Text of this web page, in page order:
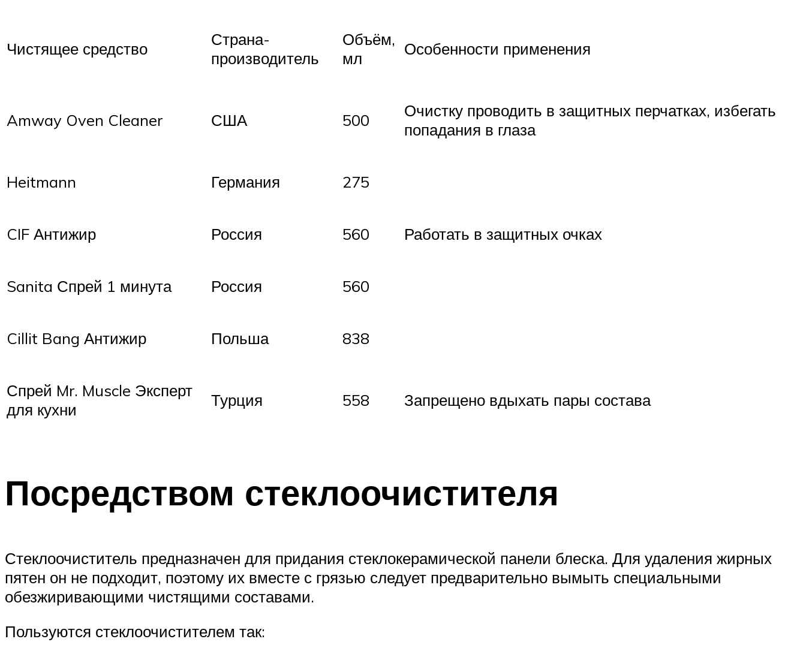
Чистящее средство
Страна-
производитель
Объём,
мл
Особенности применения
Amway Oven Cleaner США 500
Очистку проводить в защитных перчатках, избегать
попадания в глаза
Heitmann Германия 275
CIF Антижир Россия 560 Работать в защитных очках
Sanita Спрей 1 минута Россия 560
Cillit Bang Антижир Польша 838
Спрей Mr. Muscle Эксперт
для кухни
Турция 558 Запрещено вдыхать пары состава
Посредством стеклоочистителя
Стеклоочиститель предназначен для придания стеклокерамической панели блеска. Для удаления жирных
пятен он не подходит, поэтому их вместе с грязью следует предварительно вымыть специальными
обезжиривающими чистящими составами.
Пользуются стеклоочистителем так: